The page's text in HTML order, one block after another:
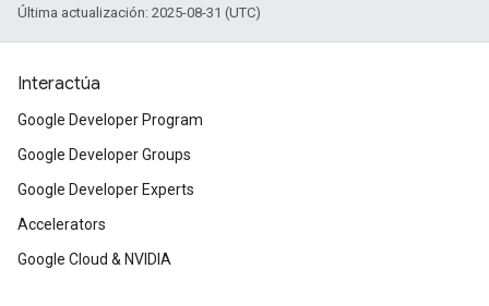
Última actualización: 2025-08-31 (UTC)
Interactúa
Google Developer Program
Google Developer Groups
Google Developer Experts
Accelerators
Google Cloud & NVIDIA